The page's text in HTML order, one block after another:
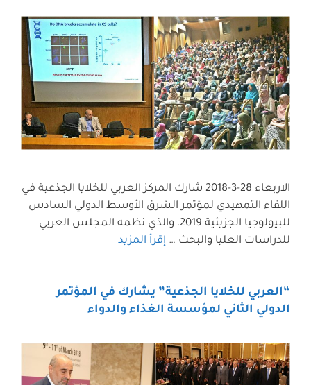
الاربعاء 28-3-2018 شارك المركز العربي للخلايا الجذعية في
اللقاء التمهيدي لمؤتمر الشرق الأوسط الدولي السادس
للبيولوجيا الجزيئية 2019، والذي نظمه المجلس العربي
للدراسات العليا والبحث … إقرأ المزيد
“العربي للخلايا الجذعية” يشارك في المؤتمر
الدولي الثاني لمؤسسة الغذاء والدواء